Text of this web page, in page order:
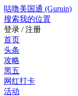
咕噜美国通 (Guruin)
搜索我的位置
登录 / 注册
首页
头条
攻略
黑五
网红打卡
活动